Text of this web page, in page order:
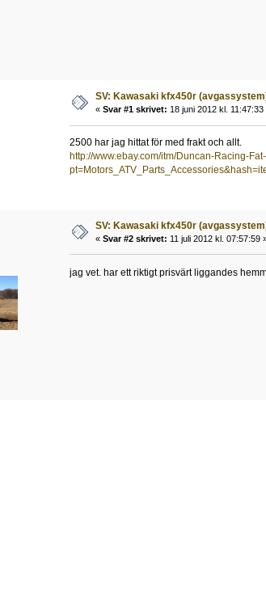
SV: Kawasaki kfx450r
« Svar #1 skrivet: 18 juni 2012 kl. 11:47:33
2500 har jag hittat för med frakt och allt.
http://www.ebay.com/itm/Duncan-Racing-
SV: Kawasaki kfx450r
« Svar #2 skrivet: 11 juli 2012 kl. 07:57:59
jag vet. har ett riktigt prisvärt liggandes